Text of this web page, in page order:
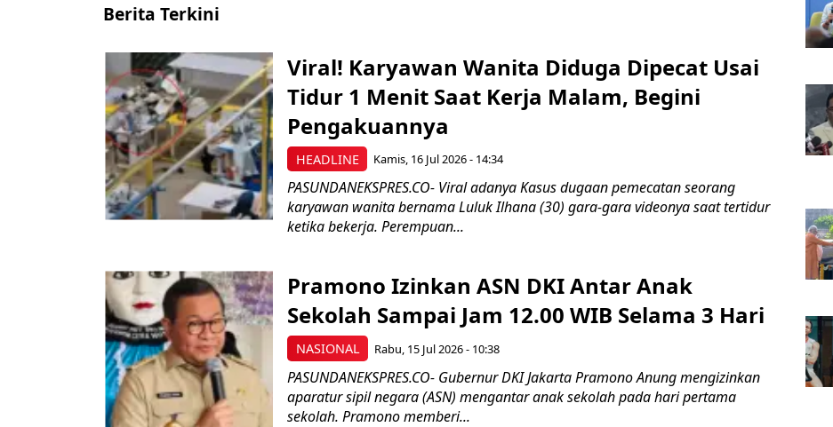
Berita Terkini
HEADLINE
Viral! Karyawan Wanita Diduga Dipecat Usai
Tidur 1 Menit Saat Kerja Malam, Begini
Pengakuannya
Kamis, 16 Jul 2026 - 14:34
PASUNDANEKSPRES.CO- Viral adanya Kasus dugaan pemecatan seorang
karyawan wanita bernama Luluk Ilhana (30) gara-gara videonya saat tertidur
ketika bekerja. Perempuan...
NASIONAL
Pramono Izinkan ASN DKI Antar Anak
Sekolah Sampai Jam 12.00 WIB Selama 3 Hari
Rabu, 15 Jul 2026 - 10:38
PASUNDANEKSPRES.CO- Gubernur DKI Jakarta Pramono Anung mengizinkan
aparatur sipil negara (ASN) mengantar anak sekolah pada hari pertama
sekolah. Pramono memberi...